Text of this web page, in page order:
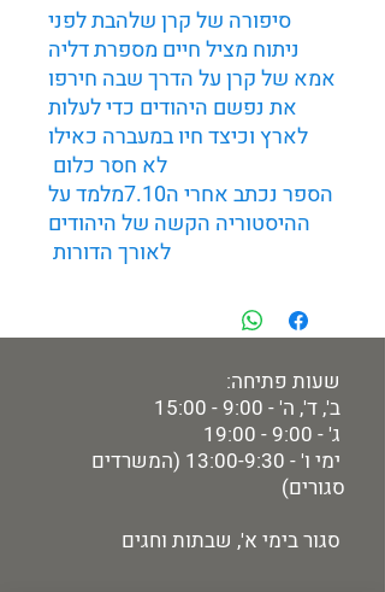
סיפורה של קרן שלהבת לפני
ניתוח מציל חיים מספרת דליה
אמא של קרן על הדרך שבה חירפו
את נפשם היהודים כדי לעלות
לארץ וכיצד חיו במעברה כאילו
לא חסר כלום
הספר נכתב אחרי ה7.10מלמד על
ההיסטוריה הקשה של היהודים
לאורך הדורות
שעות פתיחה:
ב', ד', ה' - 9:00 - 15:00
ג' - 9:00 - 19:00
ימי ו' - 13:00-9:30 (המשרדים
סגורים)
סגור בימי א', שבתות וחגים